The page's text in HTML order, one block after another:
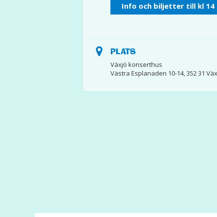
Info och biljetter till kl 14
PLATS
Växjö konserthus
Västra Esplanaden 10-14, 352 31